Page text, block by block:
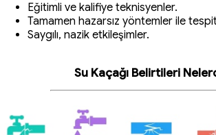
Eğitimli ve kalifiye teknisyenler.
Tamamen hazarsız yöntemler ile
Saygılı, nazik etkileşimler.
Su Kaçağı Belirtileri